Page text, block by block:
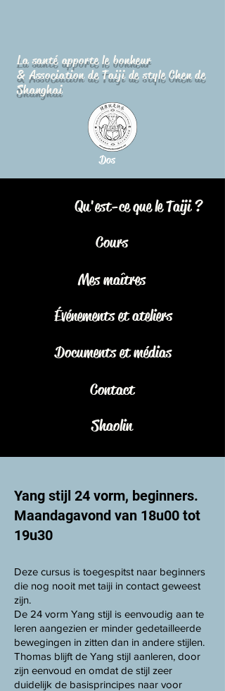
La santé apporte le bonheur
& Association de Taiji de style Chen de
Shanghai
Dos
Qu'est-ce que le Taiji ?
Cours
Mes maîtres
Événements et ateliers
Documents et médias
Contact
Shaolin
Yang stijl 24 vorm, beginners.
​Maandagavond van 18u00 tot
19u30
​Deze cursus is toegespitst naar beginners
die nog nooit met taiji in contact geweest
zijn.
De 24 vorm Yang stijl is eenvoudig aan te
leren aangezien er minder gedetailleerde
bewegingen in zitten dan in andere stijlen.
Thomas blijft de Yang stijl aanleren, door
zijn eenvoud en omdat de stijl zeer
duidelijk de basisprincipes naar voor